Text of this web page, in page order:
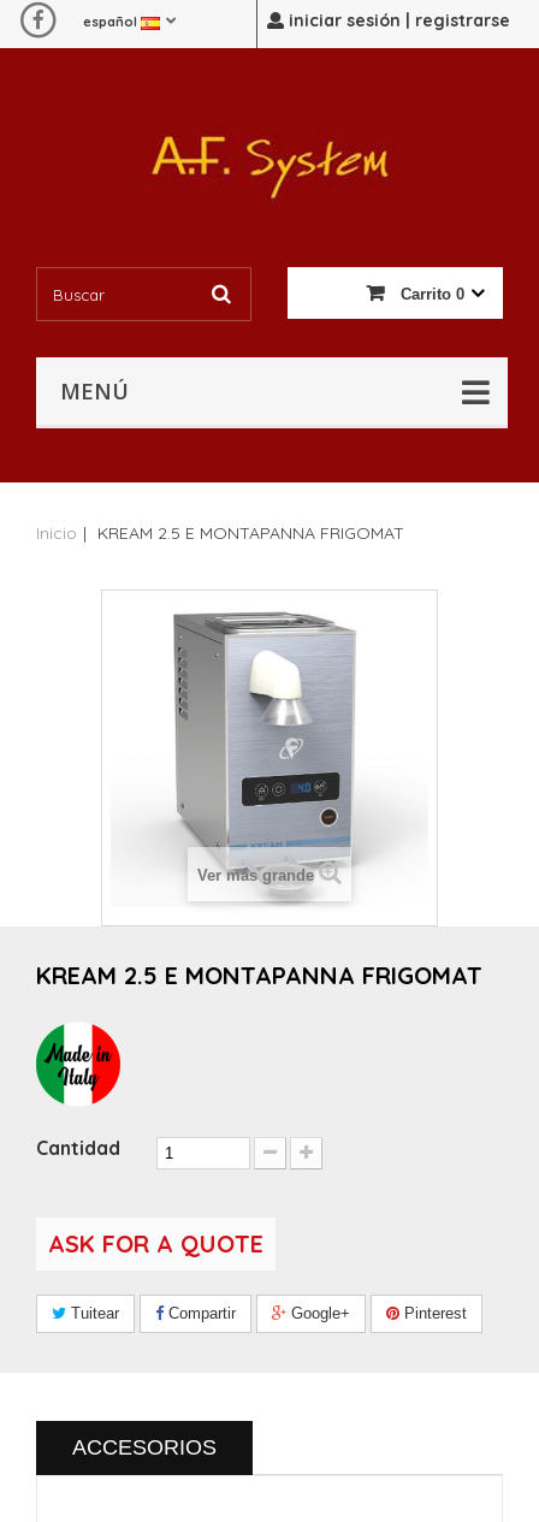
iniciar sesión | registrarse
español
Carrito 0
MENÚ
Inicio | KREAM 2.5 E MONTAPANNA FRIGOMAT
Ver más grande
KREAM 2.5 E MONTAPANNA FRIGOMAT
Cantidad
ASK FOR A QUOTE
Tuitear Compartir Google+ Pinterest
ACCESORIOS